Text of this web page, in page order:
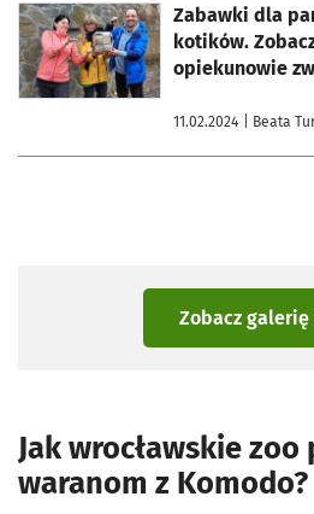
Zabawki dla
kotików.
opiekunowie
11.02.2024 | Beata
otworzy się w nowej karcie
Zobacz galerię
Jak wrocławskie zoo
waranom z Komodo?